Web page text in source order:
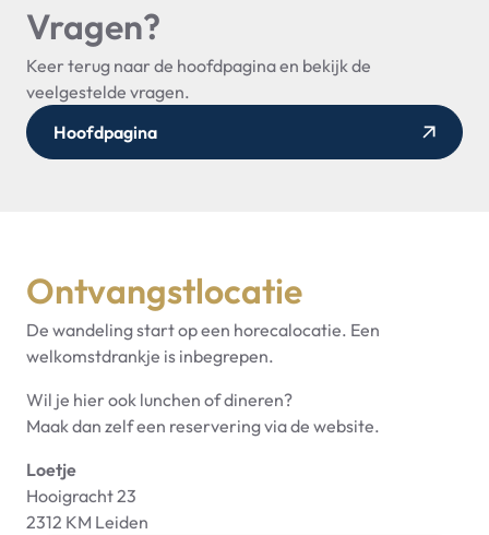
Vragen?
Keer terug naar de hoofdpagina en bekijk de
veelgestelde vragen.
Hoofdpagina
Ontvangstlocatie
De wandeling start op een horecalocatie. Een
welkomstdrankje is inbegrepen.
Wil je hier ook lunchen of dineren?
Maak dan zelf een reservering via de website.
Loetje
Hooigracht 23
2312 KM Leiden